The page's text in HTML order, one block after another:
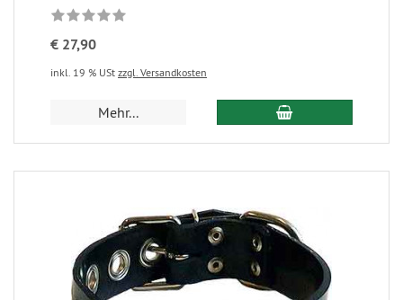
€ 27,90
inkl. 19 % USt zzgl. Versandkosten
Mehr...